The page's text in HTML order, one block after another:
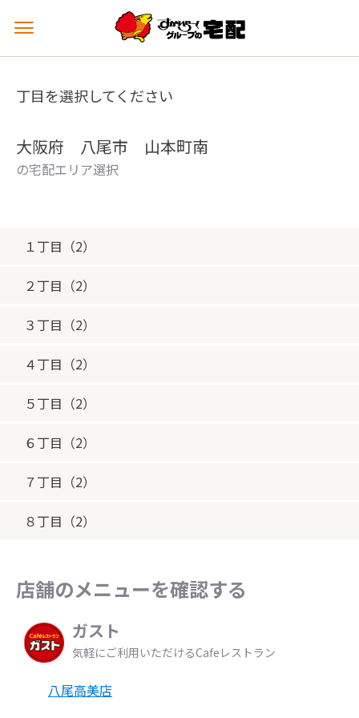
メ
ュ
を
丁目を選択してください
大阪府 八尾市 山本町南
の宅配エリア選択
１丁目（2）
２丁目（2）
３丁目（2）
４丁目（2）
５丁目（2）
６丁目（2）
７丁目（2）
８丁目（2）
店舗のメニューを確認する
ガスト
気軽にご利用いただけるCafeレストラン
八尾高美店